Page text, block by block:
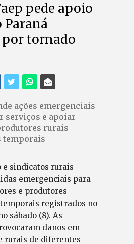
pede apoio
Paraná
tornado
ações emergenciais
serviços e apoiar
rurais
temporais
e sindicatos rurais
emergenciais para
e produtores
registrados no
sábado (8). As
danos em
rurais de diferentes